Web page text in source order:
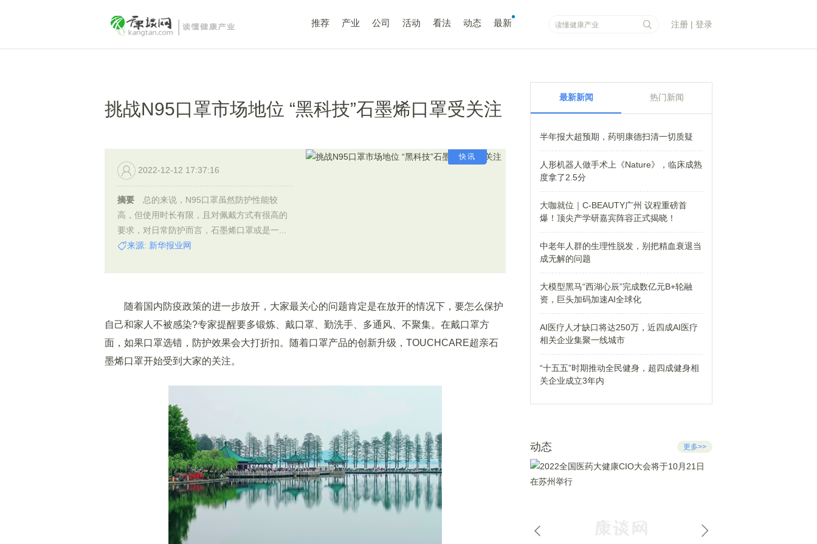
推荐 产业 公司 活动 看法 动态 最新 注册 | 登录
挑战N95口罩市场地位 “黑科技”石墨烯口罩受关注
快讯
2022-12-12 17:37:16
摘要
总的来说，N95口罩虽然防护性能较
高，但使用时长有限，且对佩戴方式有很高的
要求，对日常防护而言，石墨烯口罩或是一...
来源: 新华报业网
随着国内防疫政策的进一步放开，大家最关心的问题肯定是在放开的情况下，要怎么保护
自己和家人不被感染?专家提醒要多锻炼、戴口罩、勤洗手、多通风、不聚集。在戴口罩方
面，如果口罩选错，防护效果会大打折扣。随着口罩产品的创新升级，TOUCHCARE超亲石
墨烯口罩开始受到大家的关注。
最新新闻 热门新闻
半年报大超预期，药明康德扫清一切质疑
人形机器人做手术上《Nature》，临床成熟
度拿了2.5分
大咖就位｜C-BEAUTY广州 议程重磅首
爆！顶尖产学研嘉宾阵容正式揭晓！
中老年人群的生理性脱发，别把精血衰退当
成无解的问题
大模型黑马“西湖心辰”完成数亿元B+轮融
资，巨头加码加速AI全球化
AI医疗人才缺口将达250万，近四成AI医疗
相关企业集聚一线城市
“十五五”时期推动全民健身，超四成健身相
关企业成立3年内
动态 更多>>